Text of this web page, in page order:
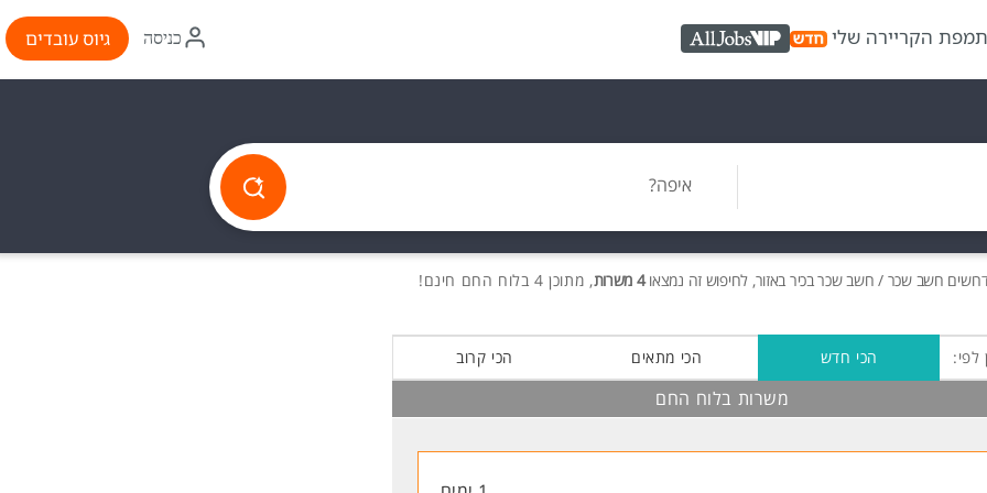
מפת הקריירה שלי AllJobs VIP
איקון
התחברות
כניסה גיוס עובדים
איפה?
חשב שכר / חשב שכר בכיר באזור, לחיפוש זה נמצאו4 משרות , מתוכן 4 בלוח החם חינם!
לפי: הכי חדש הכי מתאים הכי קרוב
משרות בלוח החם